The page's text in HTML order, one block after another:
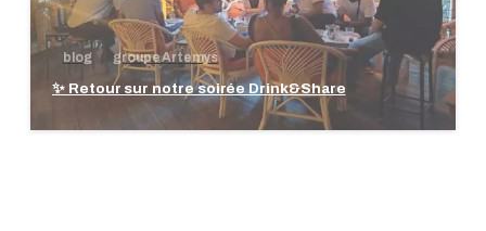
blog groupe Artemys
✨ Retour sur notre soirée Drink&Share